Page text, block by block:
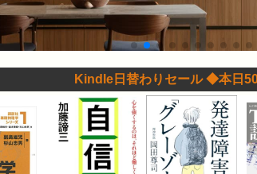
Kindle日替わりセール ◆本日